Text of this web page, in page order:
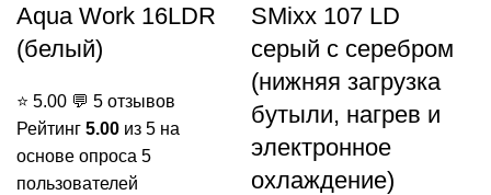
Aqua Work 16LDR
(белый)
⭐ 5.00 💬 5 отзывов
Рейтинг 5.00 из 5 на
основе опроса 5
пользователей
SMixx 107 LD
серый с серебром
(нижняя загрузка
бутыли, нагрев и
электронное
охлаждение)